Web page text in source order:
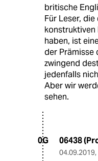
britische
Für Leser,
haben, ist
der Prämisse
zwingend
jedenfalls
Aber wir
sehen.
0G 06438
04.09.2019,